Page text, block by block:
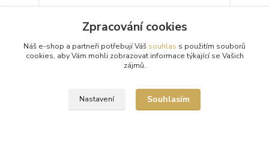
Punčocháče Glamory Supersize 40
Poloprůhledné 40denierové punčochové kalhoty
(punčocháče, silonky) Glamory Supersize 40 s
matným vzhledem vyráběné v extra nadměrných
Skladem 7 ks
Zpracování cookies
Náš e-shop a partneři potřebují Váš souhlas s použitím souborů
cookies, aby Vám mohli zobrazovat informace týkající se Vašich
zájmů.
Nastavení Souhlasím